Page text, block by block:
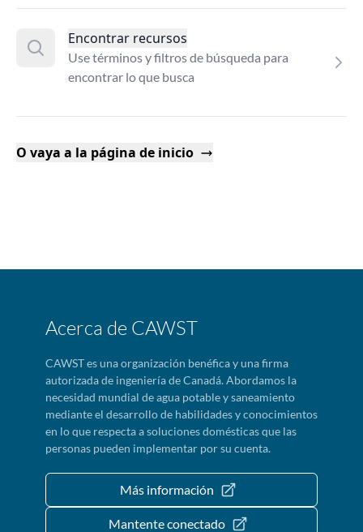
Encontrar recursos
Use términos y filtros de búsqueda para
encontrar lo que busca
O vaya a la página de inicio
Acerca de CAWST
CAWST es una organización benéfica y una firma
autorizada de ingeniería de Canadá. Abordamos la
necesidad mundial de agua potable y saneamiento
mediante el desarrollo de habilidades y conocimientos
en lo que respecta a soluciones domésticas que las
personas pueden implementar por su cuenta.
Más información
Mantente conectado